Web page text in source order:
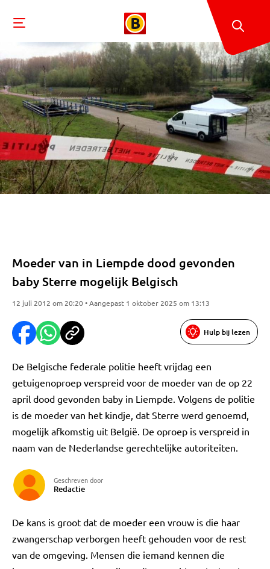
Moeder van in Liempde dood gevonden
baby Sterre mogelijk Belgisch
12 juli 2012 om 20:20 • Aangepast 1 oktober 2025 om 13:13
Hulp bij lezen
De Belgische federale politie heeft vrijdag een
getuigenoproep verspreid voor de moeder van de op 22
april dood gevonden baby in Liempde. Volgens de politie
is de moeder van het kindje, dat Sterre werd genoemd,
mogelijk afkomstig uit België. De oproep is verspreid in
naam van de Nederlandse gerechtelijke autoriteiten.
Geschreven door
Redactie
De kans is groot dat de moeder een vrouw is die haar
zwangerschap verborgen heeft gehouden voor de rest
van de omgeving. Mensen die iemand kennen die